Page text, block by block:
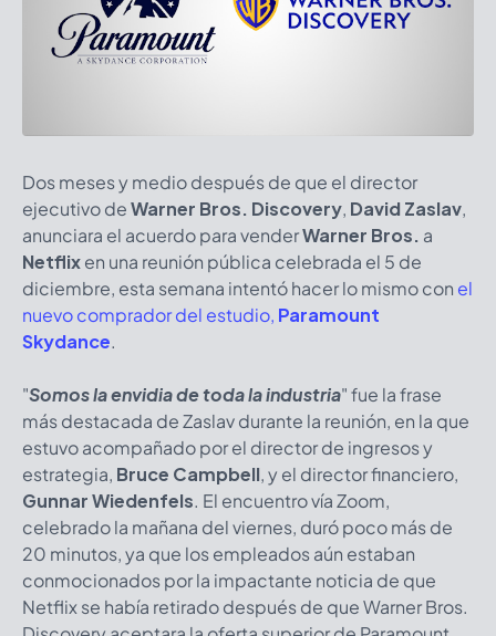
Dos meses y medio después de que el director
ejecutivo deWarner Bros. Discovery, David Zaslav,
anunciara el acuerdo para venderWarner Bros. a
Netflixen una reunión pública celebrada el 5 de
diciembre, esta semana intentó hacer lo mismo con el
nuevo comprador del estudio, Paramount
Skydance.
"Somos la envidia de toda la industria" fue la frase
más destacada de Zaslav durante la reunión, en la que
estuvo acompañado por el director de ingresos y
estrategia, Bruce Campbell, y el director financiero,
Gunnar Wiedenfels. El encuentro vía Zoom,
celebrado la mañana del viernes, duró poco más de
20 minutos, ya que los empleados aún estaban
conmocionados por la impactante noticia de que
Netflix se había retirado después de que Warner Bros.